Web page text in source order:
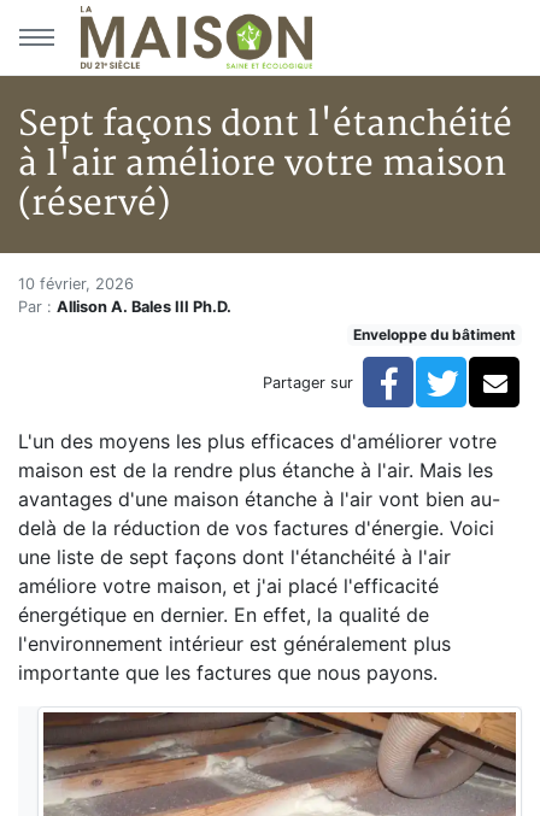
Aller au menu principal
Aller au contenu principal
Sept façons dont l'étanchéité
à l'air améliore votre maison
(réservé)
Accueil
Articles
Sept façons dont l'étanchéité à l'air améliore votre
Sept façons dont l'étanchéité
10 février, 2026
Par : Allison A. Bales III Ph.D.
Enveloppe du bâtiment
Partager sur Facebook
L'un des moyens les plus efficaces d'améliorer votre
maison est de la rendre plus étanche à l'air. Mais les
avantages d'une maison étanche à l'air vont bien au-
delà de la réduction de vos factures d'énergie. Voici
une liste de sept façons dont l'étanchéité à l'air
améliore votre maison, et j'ai placé l'efficacité
énergétique en dernier. En effet, la qualité de
l'environnement intérieur est généralement plus
importante que les factures que nous payons.